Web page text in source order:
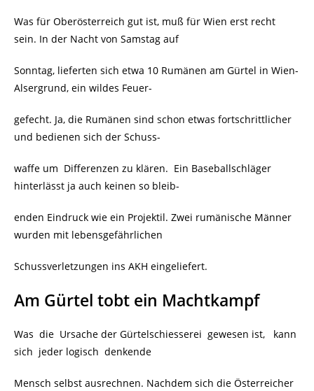
Was für Oberösterreich gut ist, muß für Wien erst recht
sein. In der Nacht von Samstag auf
Sonntag, lieferten sich etwa 10 Rumänen am Gürtel in Wien-
Alsergrund, ein wildes Feuer-
gefecht. Ja, die Rumänen sind schon etwas fortschrittlicher
und bedienen sich der Schuss-
waffe um Differenzen zu klären. Ein Baseballschläger
hinterlässt ja auch keinen so bleib-
enden Eindruck wie ein Projektil. Zwei rumänische Männer
wurden mit lebensgefährlichen
Schussverletzungen ins AKH eingeliefert.
Am Gürtel tobt ein Machtkampf
Was die Ursache der Gürtelschiesserei gewesen ist, kann
sich jeder logisch denkende
Mensch selbst ausrechnen. Nachdem sich die Österreicher